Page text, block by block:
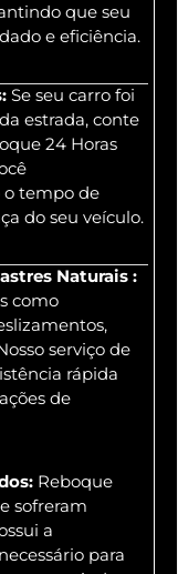
que seu
e eficiência.
Se seu carro foi
estrada, conte
24 Horas
tempo de
do seu veículo.
Naturais :
como
serviço de
rápida
de
Reboque
sofreram
a
para